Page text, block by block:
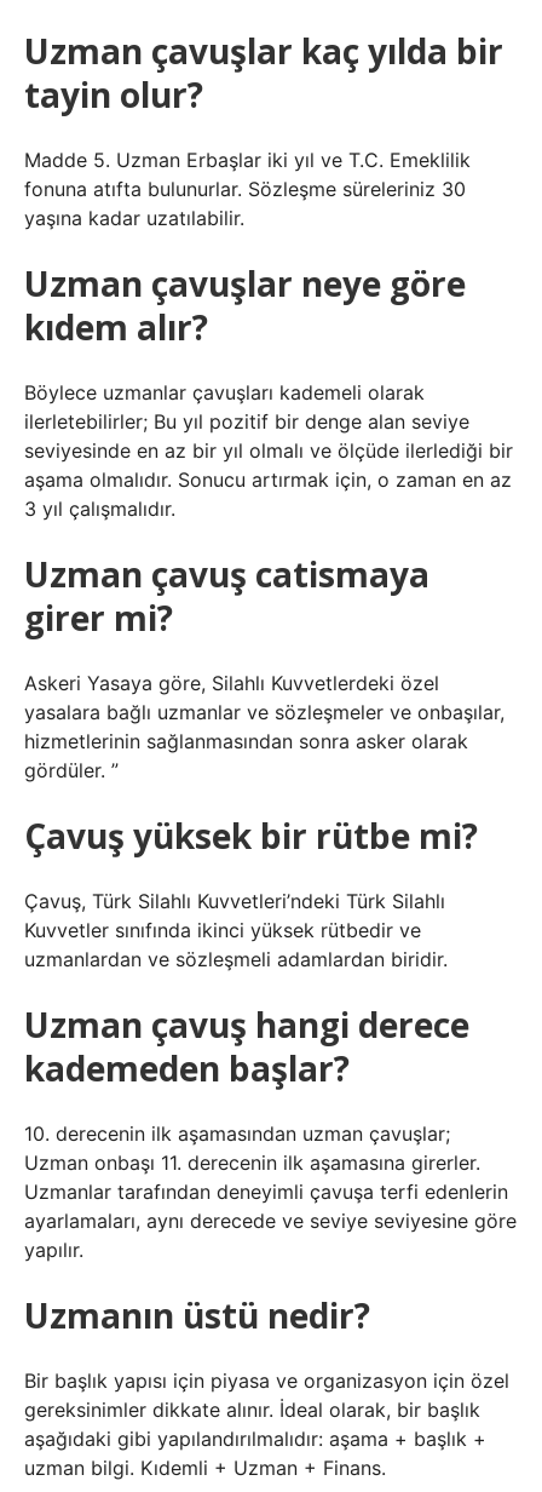
Uzman çavuşlar kaç yılda bir
tayin olur?
Madde 5. Uzman Erbaşlar iki yıl ve T.C. Emeklilik
fonuna atıfta bulunurlar. Sözleşme süreleriniz 30
yaşına kadar uzatılabilir.
Uzman çavuşlar neye göre
kıdem alır?
Böylece uzmanlar çavuşları kademeli olarak
ilerletebilirler; Bu yıl pozitif bir denge alan seviye
seviyesinde en az bir yıl olmalı ve ölçüde ilerlediği bir
aşama olmalıdır. Sonucu artırmak için, o zaman en az
3 yıl çalışmalıdır.
Uzman çavuş catismaya
girer mi?
Askeri Yasaya göre, Silahlı Kuvvetlerdeki özel
yasalara bağlı uzmanlar ve sözleşmeler ve onbaşılar,
hizmetlerinin sağlanmasından sonra asker olarak
gördüler. ”
Çavuş yüksek bir rütbe mi?
Çavuş, Türk Silahlı Kuvvetleri’ndeki Türk Silahlı
Kuvvetler sınıfında ikinci yüksek rütbedir ve
uzmanlardan ve sözleşmeli adamlardan biridir.
Uzman çavuş hangi derece
kademeden başlar?
10. derecenin ilk aşamasından uzman çavuşlar;
Uzman onbaşı 11. derecenin ilk aşamasına girerler.
Uzmanlar tarafından deneyimli çavuşa terfi edenlerin
ayarlamaları, aynı derecede ve seviye seviyesine göre
yapılır.
Uzmanın üstü nedir?
Bir başlık yapısı için piyasa ve organizasyon için özel
gereksinimler dikkate alınır. İdeal olarak, bir başlık
aşağıdaki gibi yapılandırılmalıdır: aşama + başlık +
uzman bilgi. Kıdemli + Uzman + Finans.